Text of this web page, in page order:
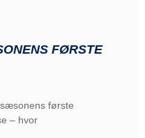
FØRSTE
første
– hvor